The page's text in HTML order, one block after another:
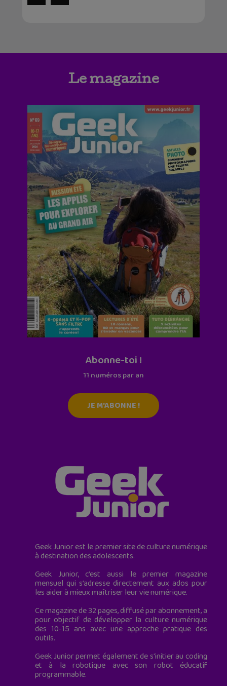
Le magazine
Abonne-toi !
11 numéros par an
JE M'ABONNE !
Geek Junior est le premier site de culture numérique
à destination des adolescents.
Geek Junior, c’est aussi le premier magazine
mensuel qui s’adresse directement aux ados pour
les aider à mieux maîtriser leur vie numérique.
Ce magazine de 32 pages, diffusé par abonnement, a
pour objectif de développer la culture numérique
des 10-15 ans avec une approche pratique des
outils.
Geek Junior permet également de s'initier au coding
et à la robotique avec son robot éducatif
programmable.